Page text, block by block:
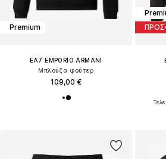
Premium
EA7 EMPORIO ARMANI
Μπλούζα φούτερ
109,00 €